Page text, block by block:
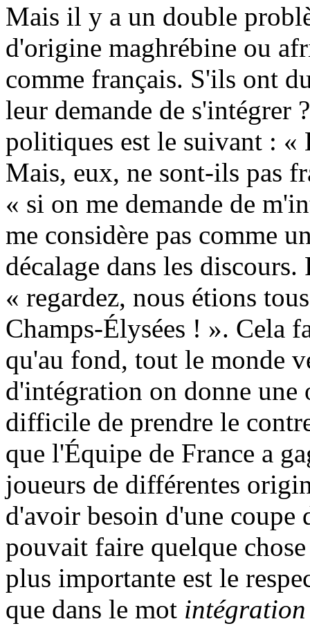
Mais il y a un double
d'origine maghrébine ou
comme français. S'ils ont
leur demande de s'intégrer
politiques est le suivant : «
Mais, eux, ne sont-ils pas
« si on me demande de
me considère pas comme
décalage dans les
« regardez, nous étions
Champs-Élysées ! ». Cela
qu'au fond, tout le monde
d'intégration on donne
difficile de prendre le
que l'Équipe de France a
joueurs de différentes
d'avoir besoin d'une coupe
pouvait faire quelque
plus importante est le
que dans le mot intégration